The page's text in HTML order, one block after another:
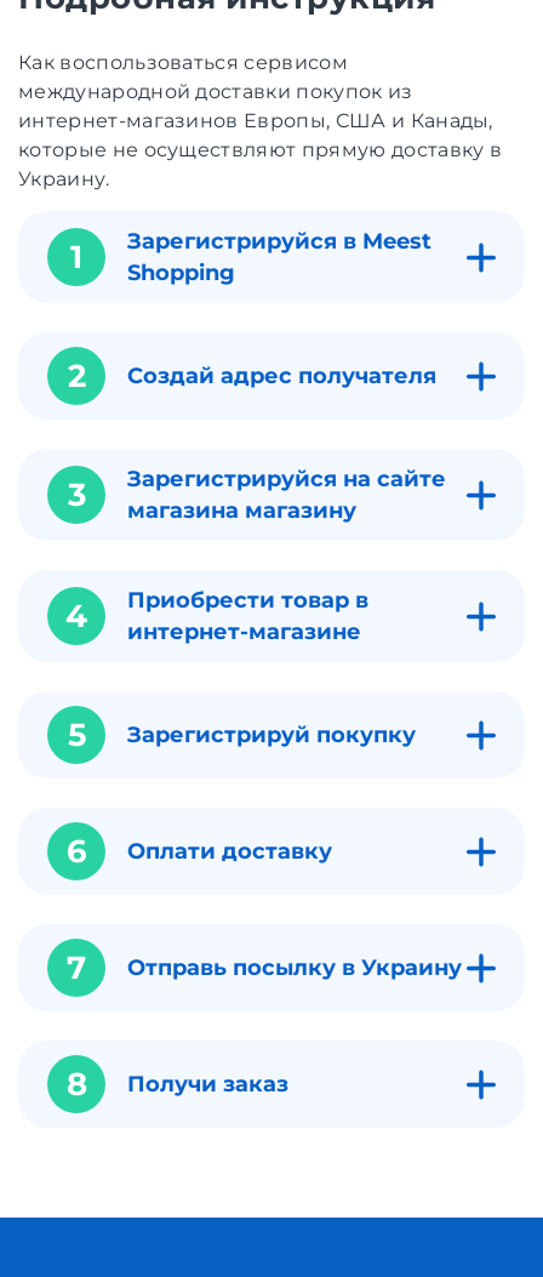
Как воспользоваться сервисом
международной доставки покупок из
интернет-магазинов Европы, США и Канады,
которые не осуществляют прямую доставку в
Украину.
1
Зарегистрируйся в Meest
Shopping
2 Создай адрес получателя
3
Зарегистрируйся на сайте
магазина магазину
4
Приобрести товар в
интернет-магазине
5 Зарегистрируй покупку
6 Оплати доставку
7 Отправь посылку в Украину
8 Получи заказ